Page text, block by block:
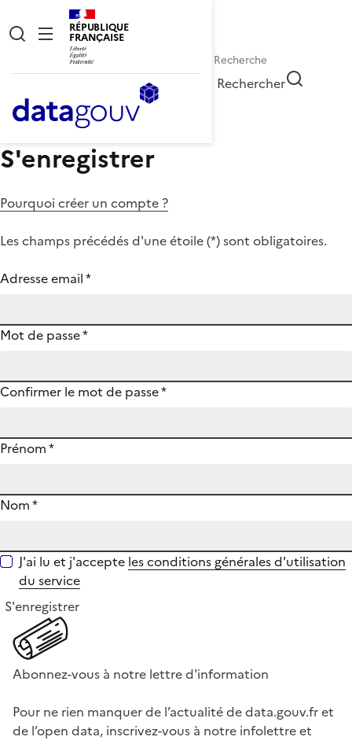
RÉPUBLIQUE
FRANÇAISE
Rechercher
S'enregistrer
Pourquoi créer un compte ?
Les champs précédés d'une étoile (*) sont obligatoires.
Adresse email*
Mot de passe*
Confirmer le mot de passe*
Prénom*
Nom*
J'ai lu et j'accepte les conditions générales d'utilisation
du service
S'enregistrer
Abonnez-vous à notre lettre d'information
Pour ne rien manquer de l’actualité de data.gouv.fr et
de l’open data, inscrivez-vous à notre infolettre et